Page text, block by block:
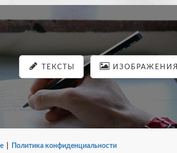
ТЕКСТЫ ИЗОБРАЖЕНИЯ
| Политика конфиденциальности